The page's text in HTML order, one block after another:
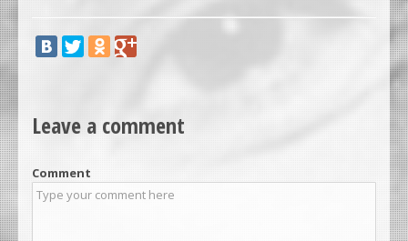
Leave a comment
Comment